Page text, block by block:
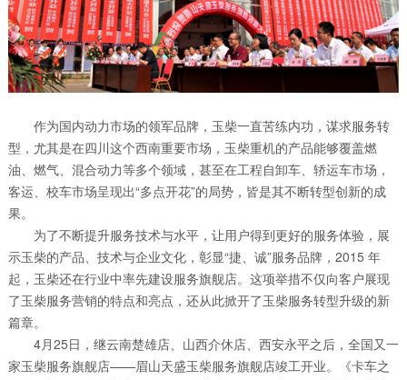
作为国内动力市场的领军品牌，玉柴一直苦练内功，谋求服务转
型，尤其是在四川这个西南重要市场，玉柴重机的产品能够覆盖燃
油、燃气、混合动力等多个领域，甚至在工程自卸车、轿运车市场，
客运、校车市场呈现出“多点开花”的局势，皆是其不断转型创新的成
果。
为了不断提升服务技术与水平，让用户得到更好的服务体验，展
示玉柴的产品、技术与企业文化，彰显“捷、诚”服务品牌，2015 年
起，玉柴还在行业中率先建设服务旗舰店。这项举措不仅向客户展现
了玉柴服务营销的特点和亮点，还从此掀开了玉柴服务转型升级的新
篇章。
4月25日，继云南楚雄店、山西介休店、西安永平之后，全国又一
家玉柴服务旗舰店——眉山天盛玉柴服务旗舰店竣工开业。《卡车之